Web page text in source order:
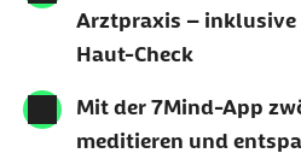
Arztpraxis –
Haut-Check
Mit der 7Mind-App
meditieren und